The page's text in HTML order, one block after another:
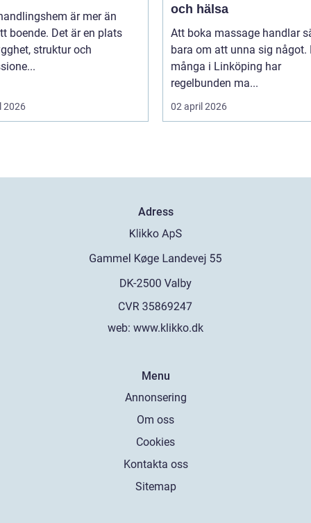
är mer än
boende. Det är en plats
struktur och
2026
och hälsa
Att boka massage handlar
bara om att unna sig något.
många i Linköping har
regelbunden ma...
02 april 2026
Adress
web: www.klikko.dk
Menu
Annonsering
Om oss
Cookies
Kontakta oss
Sitemap